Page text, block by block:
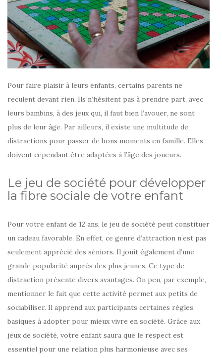
Pour faire plaisir à leurs enfants, certains parents ne
reculent devant rien. Ils n’hésitent pas à prendre part, avec
leurs bambins, à des jeux qui, il faut bien l’avouer, ne sont
plus de leur âge. Par ailleurs, il existe une multitude de
distractions pour passer de bons moments en famille. Elles
doivent cependant être adaptées à l’âge des joueurs.
Le jeu de société pour développer
la fibre sociale de votre enfant
Pour votre enfant de 12 ans, le jeu de société peut constituer
un cadeau favorable. En effet, ce genre d’attraction n’est pas
seulement apprécié des séniors. Il jouit également d’une
grande popularité auprès des plus jeunes. Ce type de
distraction présente divers avantages. On peu, par exemple,
mentionner le fait que cette activité permet aux petits de
sociabiliser. Il apprend aux participants certaines règles
basiques à adopter pour mieux vivre en société. Grâce aux
jeux de société, votre enfant saura que le respect est
essentiel pour une relation plus harmonieuse avec ses